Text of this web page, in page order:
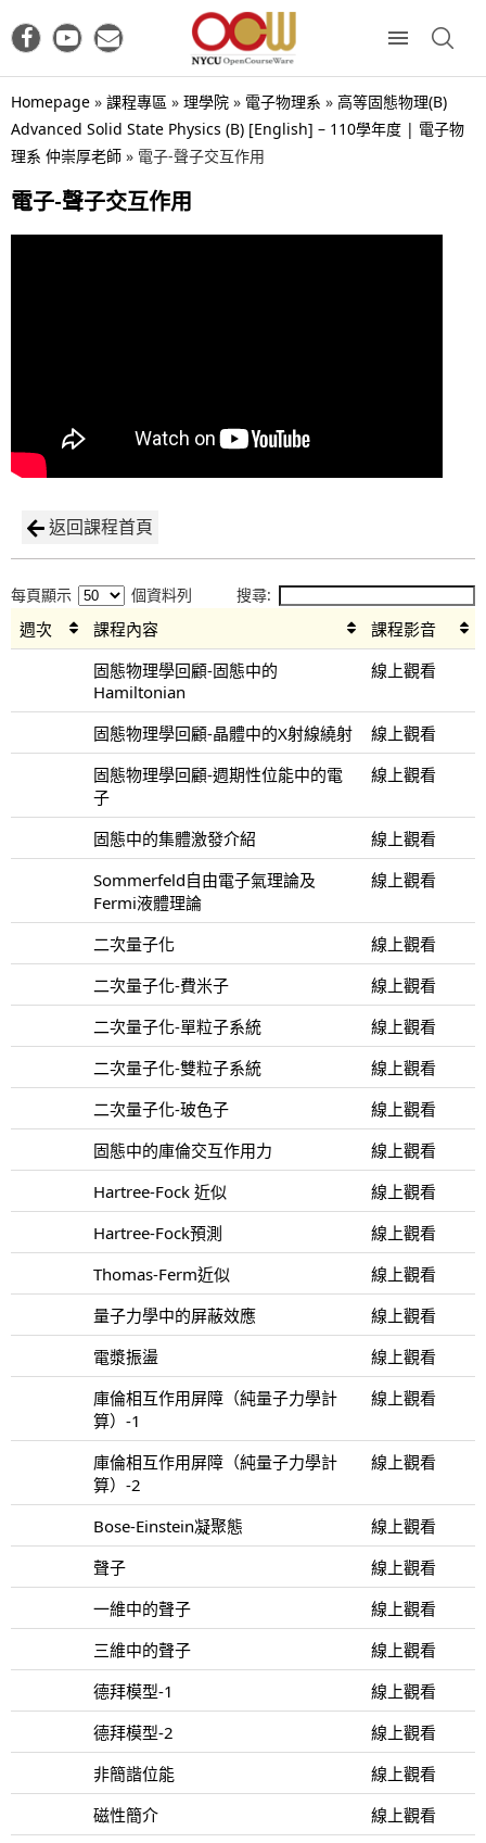
Homepage » 課程專區 » 理學院 » 電子物理系 » 高等固態物理(B)
Advanced Solid State Physics (B) [English] – 110學年度 | 電子物
理系 仲崇厚老師 » 電子-聲子交互作用
電子-聲子交互作用
返回課程首頁
每頁顯示 個資料列 搜尋:
週次 課程內容
課程影音
固態物理學回顧-固態中的
Hamiltonian
線上觀看
固態物理學回顧-晶體中的X射線繞射
線上觀看
固態物理學回顧-週期性位能中的電
子
線上觀看
固態中的集體激發介紹
線上觀看
Sommerfeld自由電子氣理論及
Fermi液體理論
線上觀看
二次量子化
線上觀看
二次量子化-費米子
線上觀看
二次量子化-單粒子系統
線上觀看
二次量子化-雙粒子系統
線上觀看
二次量子化-玻色子
線上觀看
固態中的庫倫交互作用力
線上觀看
Hartree-Fock 近似
線上觀看
Hartree-Fock預測
線上觀看
Thomas-Ferm近似
線上觀看
量子力學中的屏蔽效應
線上觀看
電漿振盪
線上觀看
庫倫相互作用屏障（純量子力學計
算）-1
線上觀看
庫倫相互作用屏障（純量子力學計
算）-2
線上觀看
Bose-Einstein凝聚態
線上觀看
聲子
線上觀看
一維中的聲子
線上觀看
三維中的聲子
線上觀看
德拜模型-1
線上觀看
德拜模型-2
線上觀看
非簡諧位能
線上觀看
磁性簡介
線上觀看